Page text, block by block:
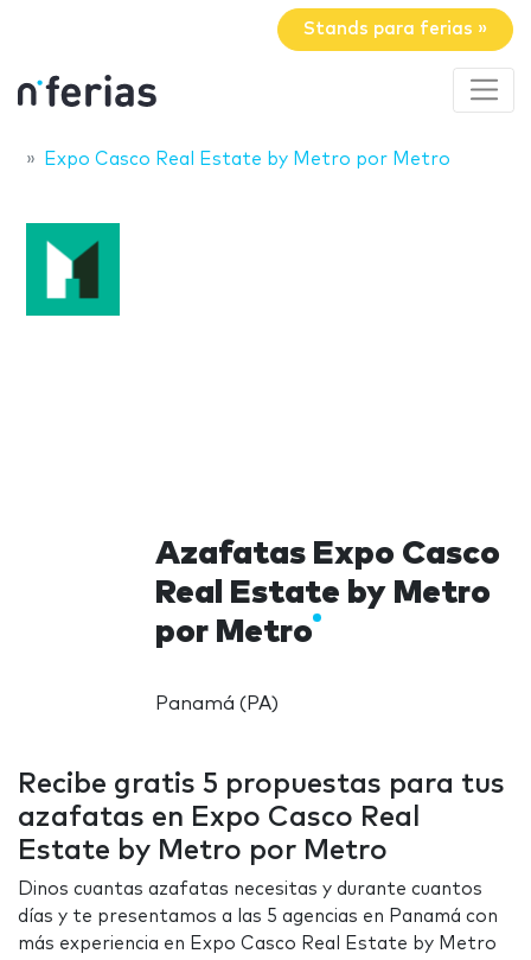
Stands para ferias »
Expo Casco Real Estate by Metro por Metro
Azafatas Expo Casco
Real Estate by Metro
por Metro
Panamá (PA)
Recibe gratis 5 propuestas para tus
azafatas en Expo Casco Real
Estate by Metro por Metro
Dinos cuantas azafatas necesitas y durante cuantos
días y te presentamos a las 5 agencias en Panamá con
más experiencia en Expo Casco Real Estate by Metro